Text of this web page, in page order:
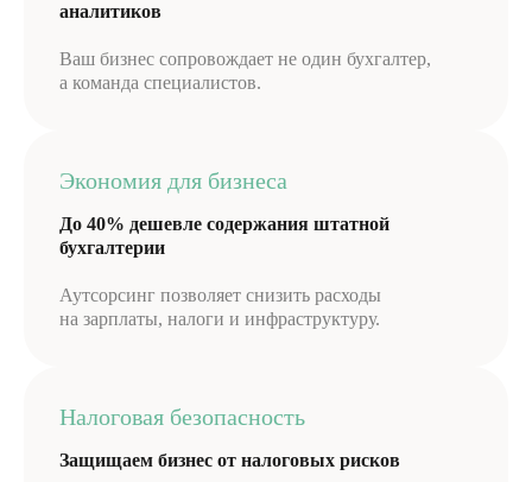
аналитиков
Ваш бизнес сопровождает не один бухгалтер,
а команда специалистов.
Экономия для бизнеса
До 40% дешевле содержания штатной
бухгалтерии
Аутсорсинг позволяет снизить расходы
на зарплаты, налоги и инфраструктуру.
Налоговая безопасность
Защищаем бизнес от налоговых рисков